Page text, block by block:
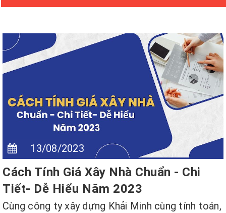
13/08/2023
Cách Tính Giá Xây Nhà Chuẩn - Chi
Tiết- Dễ Hiểu Năm 2023
Cùng công ty xây dựng Khải Minh cùng tính toán,